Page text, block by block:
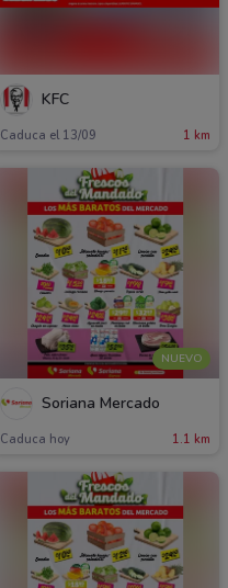
KFC
Caduca el 13/09 1 km
NUEVO
Soriana Mercado
Caduca hoy 1.1 km